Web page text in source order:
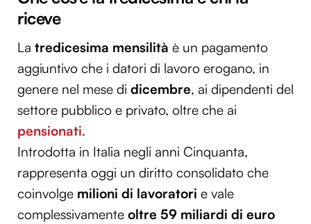
riceve
La tredicesima mensilità è un pagamento
aggiuntivo che i datori di lavoro erogano, in
genere nel mese di dicembre, ai dipendenti del
settore pubblico e privato, oltre che ai
pensionati.
Introdotta in Italia negli anni Cinquanta,
rappresenta oggi un diritto consolidato che
coinvolge milioni di lavoratori e vale
complessivamente oltre 59 miliardi di euro